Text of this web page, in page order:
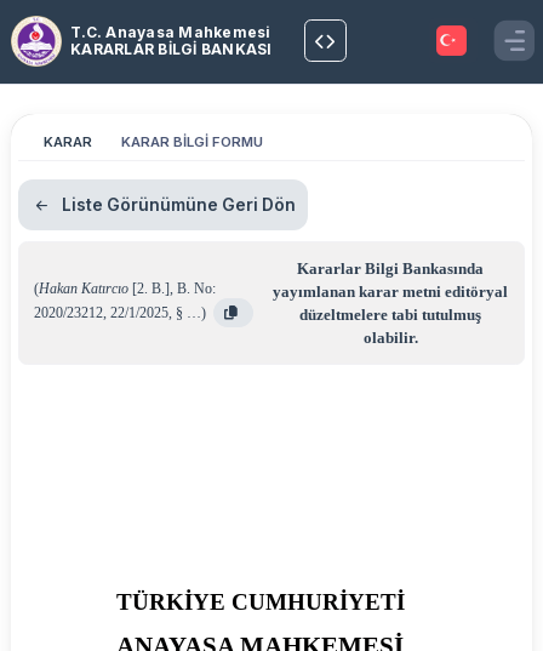
T.C. Anayasa Mahkemesi
KARARLAR BİLGİ BANKASI
KARAR KARAR BİLGİ FORMU
Liste Görünümüne Geri Dön
(Hakan Katırcıo [2. B.], B. No:
2020/23212, 22/1/2025, § …)
Kararlar Bilgi Bankasında
yayımlanan karar metni editöryal
düzeltmelere tabi tutulmuş
olabilir.